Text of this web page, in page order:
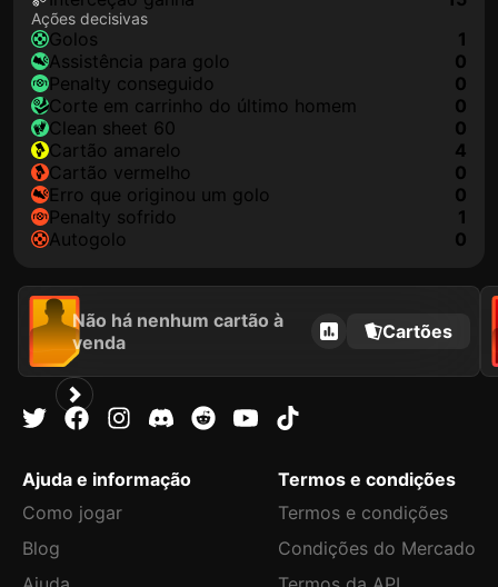
Ações decisivas
golos
1
assistência para golo
0
penalty conseguido
0
corte em carrinho do último homem
0
clean sheet 60
0
cartão amarelo
4
cartão vermelho
0
erro que originou um golo
0
penalty sofrido
1
autogolo
0
Não há nenhum cartão à
venda
Cartões
Ajuda e informação
Como jogar
Blog
Termos e condições
Termos e condições
Condições do Mercado